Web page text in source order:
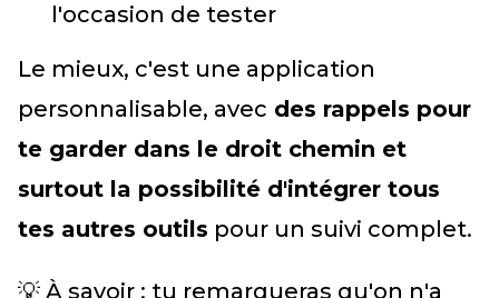
l'occasion de tester
Le mieux, c'est une application
personnalisable, avec des rappels pour
te garder dans le droit chemin et
surtout la possibilité d'intégrer tous
tes autres outils pour un suivi complet.
💡 À savoir : tu remarqueras qu'on n'a